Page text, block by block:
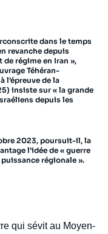
dans le temps
revanche depuis
régime en Iran »,
Téhéran-
l’épreuve de la
insiste sur « la grande
depuis les
2023, poursuit-il, la
l’idée de « guerre
régionale ».
qui sévit au Moyen-